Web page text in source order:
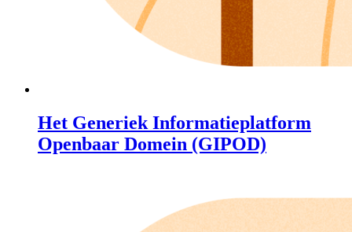
Het Generiek Informatieplatform
Openbaar Domein (GIPOD)